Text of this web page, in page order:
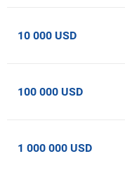
10 000 USD
100 000 USD
1 000 000 USD